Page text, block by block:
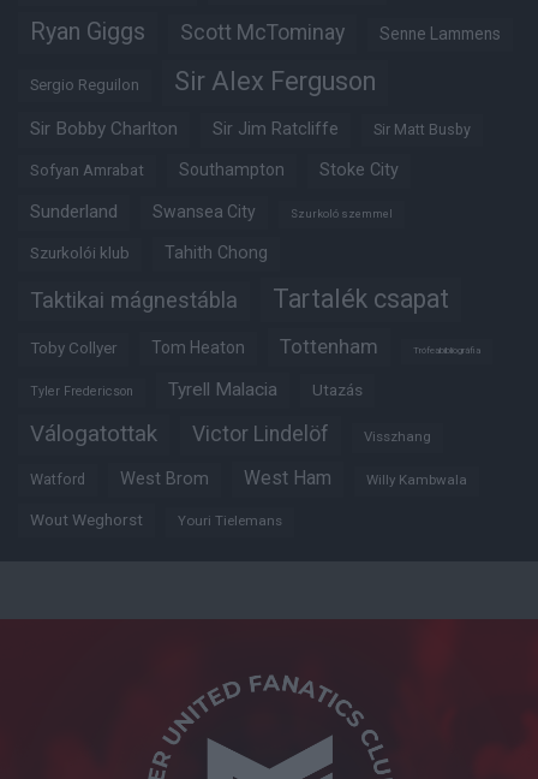
Ryan Giggs Scott McTominay Senne Lammens
Sergio Reguilon Sir Alex Ferguson
Sir Bobby Charlton Sir Jim Ratcliffe Sir Matt Busby
Sofyan Amrabat Southampton Stoke City
Sunderland Swansea City Szurkoló szemmel
Szurkolói klub Tahith Chong
Taktikai mágnestábla Tartalék csapat
Toby Collyer Tom Heaton Tottenham Trófeabibliográfia
Tyler Fredericson Tyrell Malacia Utazás
Válogatottak Victor Lindelöf Visszhang
Watford West Brom West Ham Willy Kambwala
Wout Weghorst Youri Tielemans